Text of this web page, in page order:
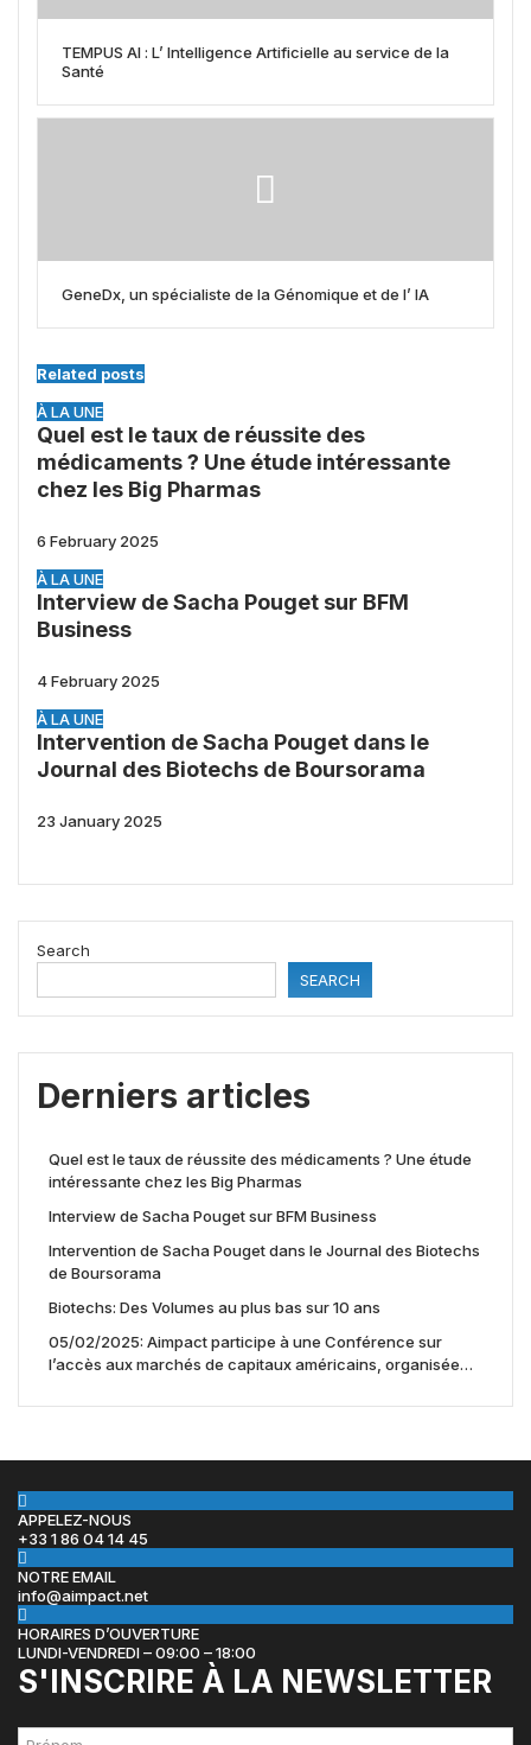
TEMPUS AI : L’ Intelligence Artificielle au service de la
Santé
GeneDx, un spécialiste de la Génomique et de l’ IA
Related posts
À LA UNE
Quel est le taux de réussite des
médicaments ? Une étude intéressante
chez les Big Pharmas
6 February 2025
À LA UNE
Interview de Sacha Pouget sur BFM
Business
4 February 2025
À LA UNE
Intervention de Sacha Pouget dans le
Journal des Biotechs de Boursorama
23 January 2025
Search
SEARCH
Derniers articles
Quel est le taux de réussite des médicaments ? Une étude
intéressante chez les Big Pharmas
Interview de Sacha Pouget sur BFM Business
Intervention de Sacha Pouget dans le Journal des Biotechs
de Boursorama
Biotechs: Des Volumes au plus bas sur 10 ans
05/02/2025: Aimpact participe à une Conférence sur
l’accès aux marchés de capitaux américains, organisée
APPELEZ-NOUS
+33 1 86 04 14 45
NOTRE EMAIL
info@aimpact.net
HORAIRES D’OUVERTURE
LUNDI-VENDREDI – 09:00 – 18:00
S'INSCRIRE À LA NEWSLETTER